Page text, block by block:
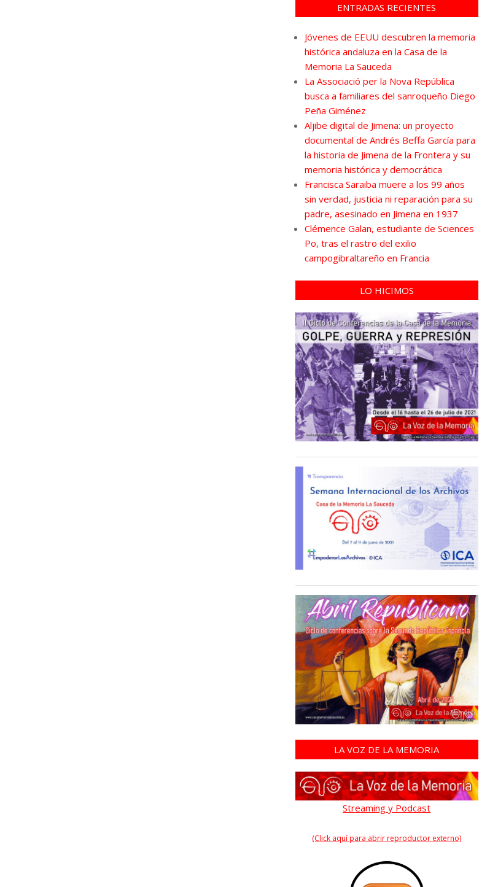
ENTRADAS RECIENTES
Jóvenes de EEUU descubren la memoria
histórica andaluza en la Casa de la
Memoria La Sauceda
La Associació per la Nova República
busca a familiares del sanroqueño Diego
Peña Giménez
Aljibe digital de Jimena: un proyecto
documental de Andrés Beffa García para
la historia de Jimena de la Frontera y su
memoria histórica y democrática
Francisca Saraiba muere a los 99 años
sin verdad, justicia ni reparación para su
padre, asesinado en Jimena en 1937
Clémence Galan, estudiante de Sciences
Po, tras el rastro del exilio
campogibraltareño en Francia
LO HICIMOS
LA VOZ DE LA MEMORIA
Streaming y Podcast
(Click aquí para abrir reproductor externo)